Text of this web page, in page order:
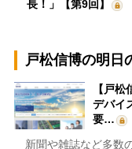
長！」【第9回】
戸松信博の明日
【戸
デバイ
要…
新聞や雑誌など多数